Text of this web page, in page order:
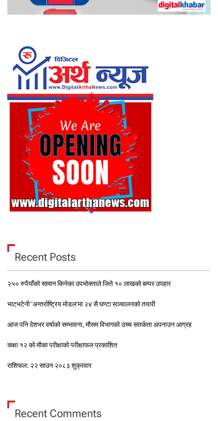
Recent Posts
२५० रुपैयाँको सामान किनेका उपभोक्ताले जिते १० लाखको बम्पर उपहार
भाटभटेनी ‘अन्तर्राष्ट्रिय मोडल’मा २४ सै घण्टा सञ्चालनको तयारी
आज पनि देशभर वर्षाको सम्भावना, मौसम विभागको उच्च सतर्कता अपनाउन आग्रह
कक्षा १२ को मौका परीक्षाको परीक्षाफल प्रकाशित
राशिफल: २२ साउन २०८३ शुक्रवार
Recent Comments